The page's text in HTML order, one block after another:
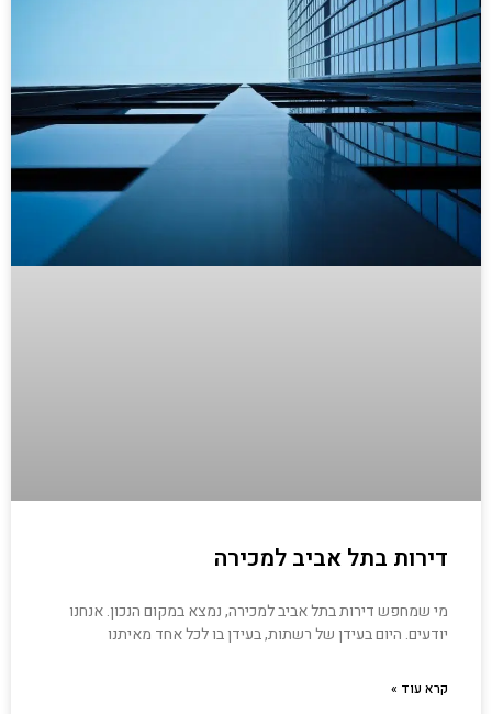
דירות בתל אביב למכירה
מי שמחפש דירות בתל אביב למכירה, נמצא במקום הנכון. אנחנו
יודעים. היום בעידן של רשתות, בעידן בו לכל אחד מאיתנו
קרא עוד »